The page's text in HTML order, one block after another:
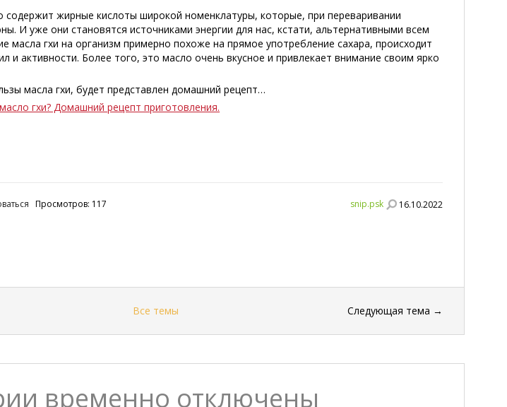
содержит жирные кислоты широкой номенклатуры, которые, при переваривании
И уже они становятся источниками энергии для нас, кстати, альтернативными всем
масла гхи на организм примерно похоже на прямое употребление сахара, происходит
и активности. Более того, это масло очень вкусное и привлекает внимание своим ярко
масла гхи, будет представлен домашний рецепт…
гхи? Домашний рецепт приготовления.
snip.psk 16.10.2022
Просмотров: 117
Все темы Следующая тема →
временно отключены